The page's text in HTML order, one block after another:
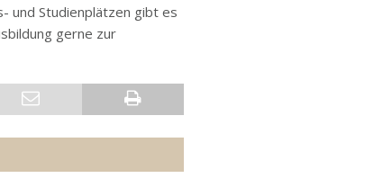
und Studienplätzen gibt es
gerne zur